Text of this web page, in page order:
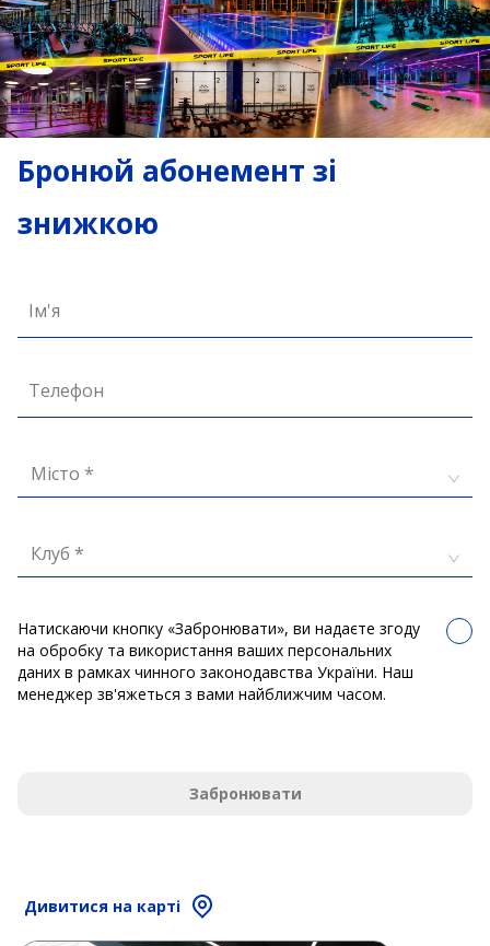
Бронюй абонемент зі
знижкою
Ім'я
Телефон
Місто *
Клуб *
Натискаючи кнопку «Забронювати», ви надаєте згоду
на обробку та використання ваших персональних
даних в рамках чинного законодавства України. Наш
менеджер зв'яжеться з вами найближчим часом.
Забронювати
Дивитися на карті